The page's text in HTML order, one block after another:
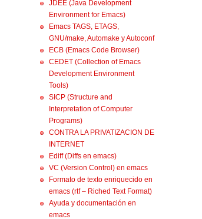
JDEE (Java Development
Environment for Emacs)
Emacs TAGS, ETAGS,
GNU/make, Automake y Autoconf
ECB (Emacs Code Browser)
CEDET (Collection of Emacs
Development Environment
Tools)
SICP (Structure and
Interpretation of Computer
Programs)
CONTRA LA PRIVATIZACION DE
INTERNET
Ediff (Diffs en emacs)
VC (Version Control) en emacs
Formato de texto enriquecido en
emacs (rtf – Riched Text Format)
Ayuda y documentación en
emacs